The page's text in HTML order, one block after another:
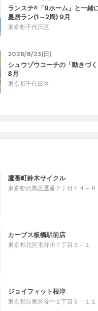
ランステ®「9ホーム」と一緒
皇居ラン(1～2周) 9月
東京都千代田区
2026/8/23(日)
シュウゾウコーチの「動きづ
8月
東京都千代田区
鷹番町鈴木サイクル
東京都目黒区鷹番２丁目１４－８
カーブス板橋駅前店
東京都北区滝野川７丁目３－１
ジョイフィット根津
東京都台東区谷中１丁目５－１１